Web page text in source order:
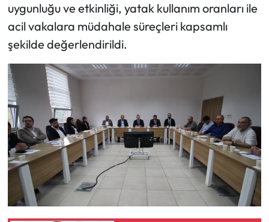
uygunluğu ve etkinliği, yatak kullanım oranları ile
acil vakalara müdahale süreçleri kapsamlı
şekilde değerlendirildi.
Otomotiv
Resmi İlan
Resmi Reklam
Sağlık
Siyaset
Spor
Sungurlu Haberleri